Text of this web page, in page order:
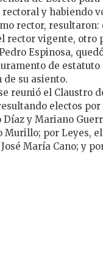
y habiendo
rector, resultaron:
rector vigente, otro
Espinosa,
de
de su asiento.
reunió el Claustro
electos
y Mariano
Murillo; por Leyes,
María Cano; y